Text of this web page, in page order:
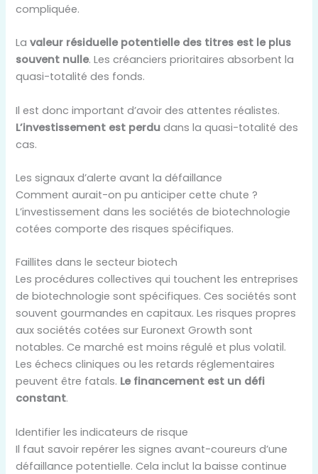
compliquée.
Lavaleur résiduelle potentielle des titres est le plus
souvent nulle. Les créanciers prioritaires absorbent la
quasi-totalité des fonds.
Il est donc important d’avoir des attentes réalistes.
L’investissement est perdu dans la quasi-totalité des
cas.
Les signaux d’alerte avant la défaillance
Comment aurait-on pu anticiper cette chute ?
L’investissement dans les sociétés de biotechnologie
cotées comporte des risques spécifiques.
Faillites dans le secteur biotech
Les procédures collectives qui touchent les entreprises
de biotechnologie sont spécifiques. Ces sociétés sont
souvent gourmandes en capitaux. Les risques propres
aux sociétés cotées sur Euronext Growth sont
notables. Ce marché est moins régulé et plus volatil.
Les échecs cliniques ou les retards réglementaires
peuvent être fatals. Le financement est un défi
constant.
Identifier les indicateurs de risque
Il faut savoir repérer les signes avant-coureurs d’une
défaillance potentielle. Cela inclut la baisse continue